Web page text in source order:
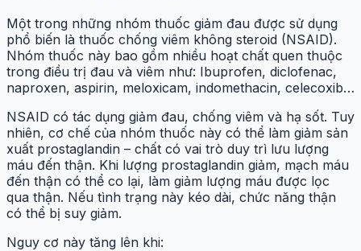
Một trong những nhóm thuốc giảm đau được sử dụng
phổ biến là thuốc chống viêm không steroid (NSAID).
Nhóm thuốc này bao gồm nhiều hoạt chất quen thuộc
trong điều trị đau và viêm như: Ibuprofen, diclofenac,
naproxen, aspirin, meloxicam, indomethacin, celecoxib…
NSAID có tác dụng giảm đau, chống viêm và hạ sốt. Tuy
nhiên, cơ chế của nhóm thuốc này có thể làm giảm sản
xuất prostaglandin – chất có vai trò duy trì lưu lượng
máu đến thận. Khi lượng prostaglandin giảm, mạch máu
đến thận có thể co lại, làm giảm lượng máu được lọc
qua thận. Nếu tình trạng này kéo dài, chức năng thận
có thể bị suy giảm.
Nguy cơ này tăng lên khi: